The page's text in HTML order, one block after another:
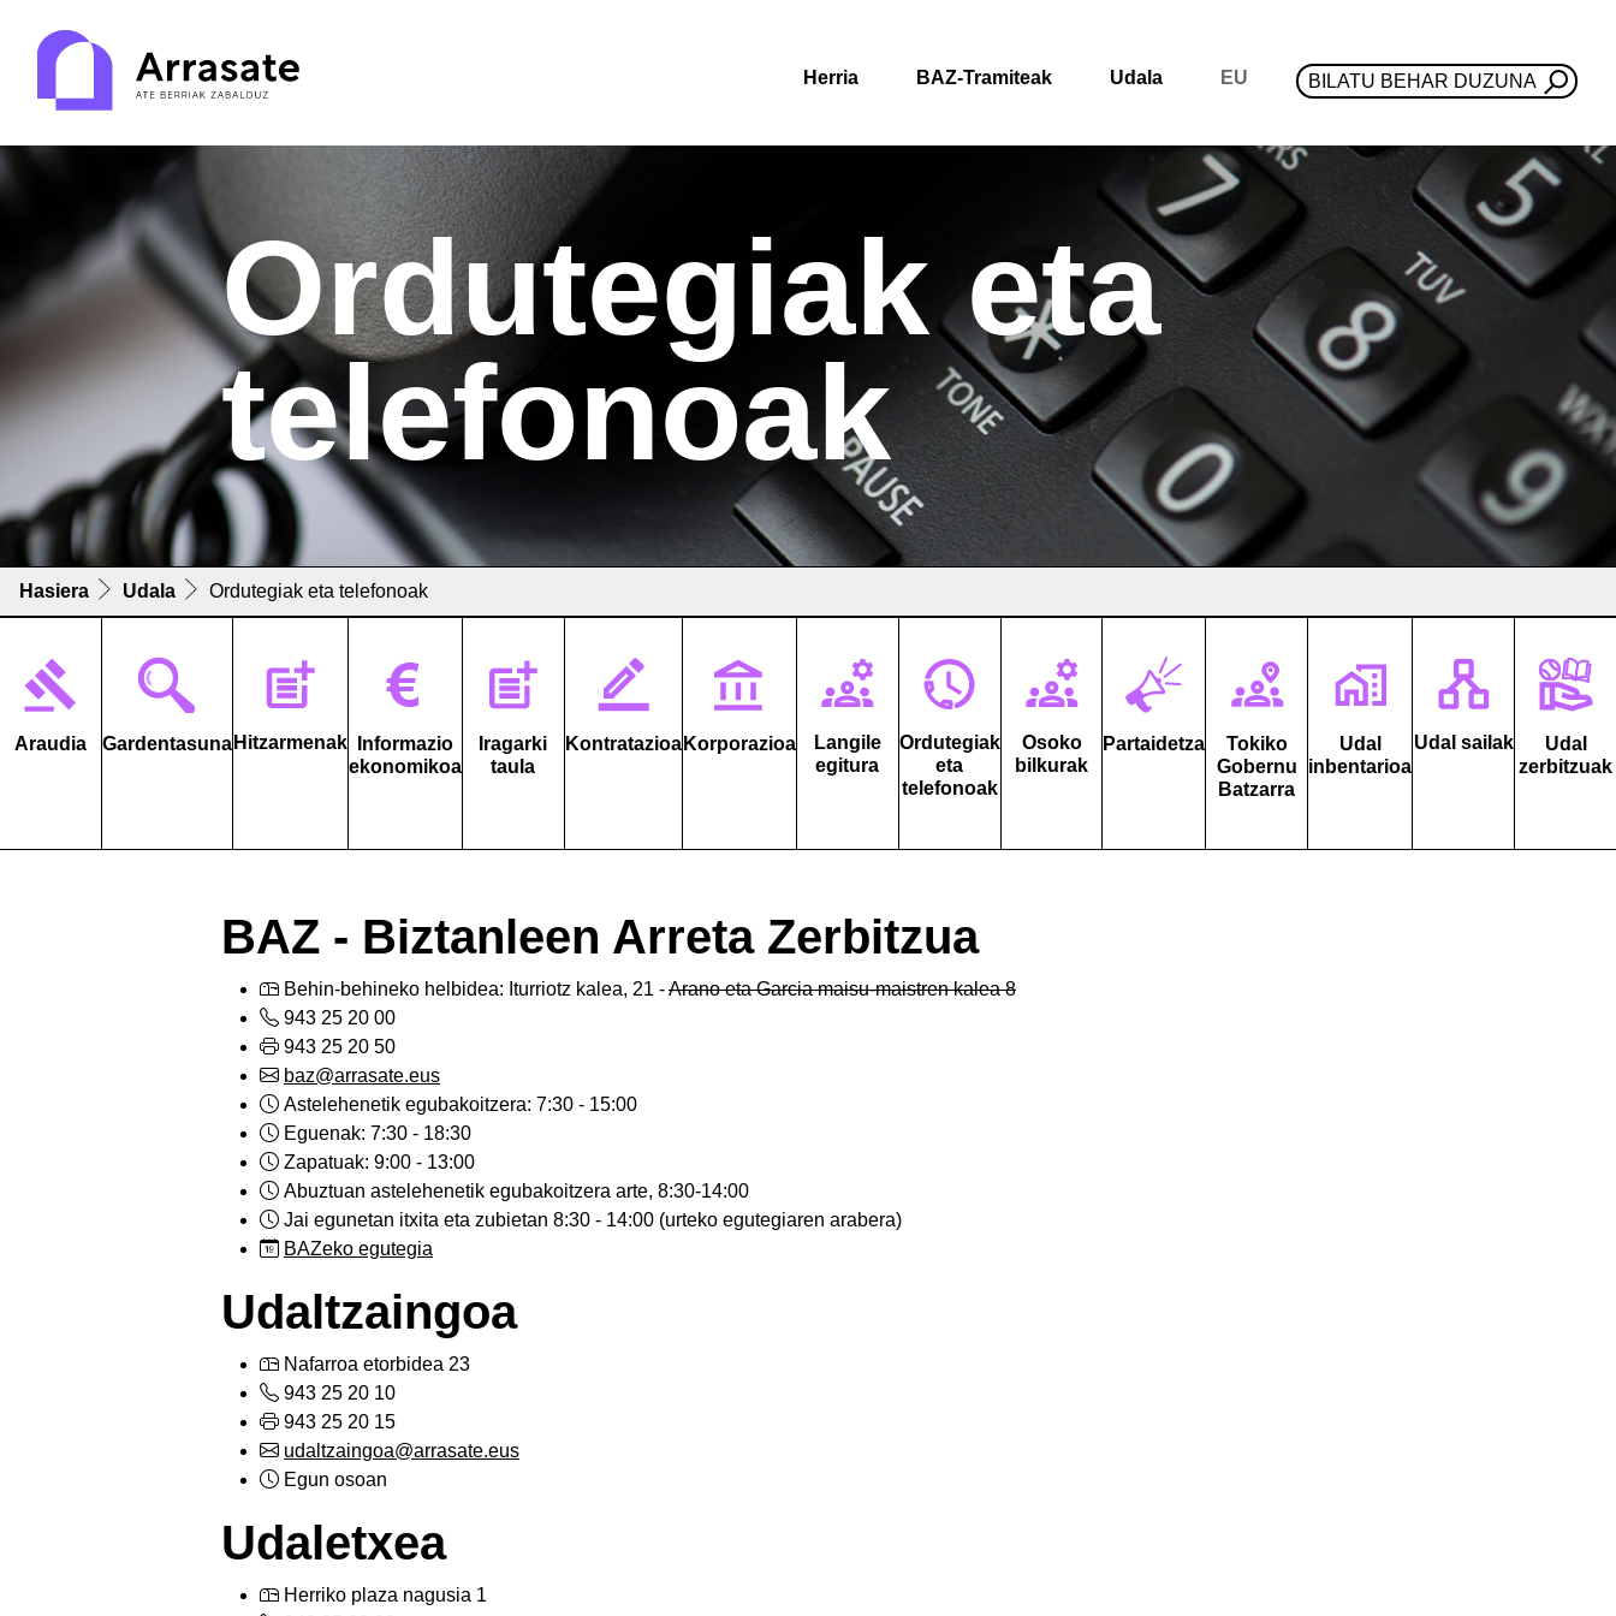
Herria BAZ-Tramiteak Udala EU BILATU BEHAR DUZUNA
Ordutegiak eta
telefonoak
Hasiera Udala Ordutegiak eta telefonoak
Araudia Gardentasuna Hitzarmenak
Informazio
ekonomikoa
Iragarki
taula
Kontratazioa Korporazioa
Langile
egitura
Ordutegiak
eta
telefonoak
Osoko
bilkurak
Partaidetza
Tokiko
Gobernu
Batzarra
Udal
inbentarioa
Udal sailak
Udal
zerbitzuak
BAZ - Biztanleen Arreta Zerbitzua
Behin-behineko helbidea: Iturriotz kalea, 21 -Arano eta Garcia maisu-maistren kalea 8
943 25 20 00
943 25 20 50
baz@arrasate.eus
Astelehenetik egubakoitzera: 7:30 - 15:00
Eguenak: 7:30 - 18:30
Zapatuak: 9:00 - 13:00
Abuztuan astelehenetik egubakoitzera arte, 8:30-14:00
Jai egunetan itxita eta zubietan 8:30 - 14:00 (urteko egutegiaren arabera)
BAZeko egutegia
Udaltzaingoa
Nafarroa etorbidea 23
943 25 20 10
943 25 20 15
udaltzaingoa@arrasate.eus
Egun osoan
Udaletxea
Herriko plaza nagusia 1